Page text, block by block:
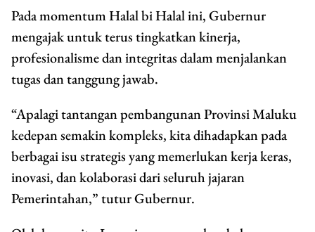
Pada momentum Halal bi Halal ini, Gubernur
mengajak untuk terus tingkatkan kinerja,
profesionalisme dan integritas dalam menjalankan
tugas dan tanggung jawab.
“Apalagi tantangan pembangunan Provinsi Maluku
kedepan semakin kompleks, kita dihadapkan pada
berbagai isu strategis yang memerlukan kerja keras,
inovasi, dan kolaborasi dari seluruh jajaran
Pemerintahan,” tutur Gubernur.